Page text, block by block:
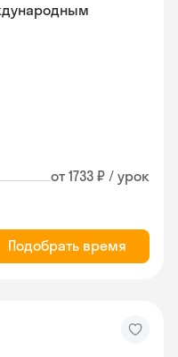
от 1733 ₽ / урок
Подобрать время